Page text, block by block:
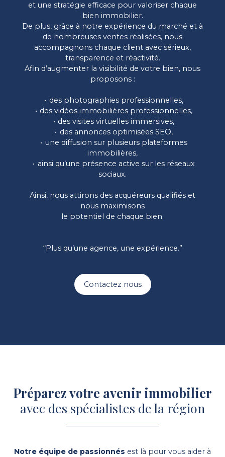
et une stratégie efficace pour valoriser chaque
bien immobilier.
De plus, grâce à notre expérience du marché et à
de nombreuses ventes réalisées, nous
accompagnons chaque client avec sérieux,
transparence et réactivité.
Afin d’augmenter la visibilité de votre bien, nous
proposons :
des photographies professionnelles,
des vidéos immobilières professionnelles,
des visites virtuelles immersives,
des annonces optimisées SEO,
une diffusion sur plusieurs plateformes
immobilières,
ainsi qu’une présence active sur les réseaux
sociaux.
Ainsi, nous attirons des acquéreurs qualifiés et
nous maximisons
le potentiel de chaque bien.
“Plus qu’une agence, une expérience.”
Contactez nous
Préparez votre avenir immobilier
avec des spécialistes de la région
Notre équipe de passionnés est là pour vous aider à